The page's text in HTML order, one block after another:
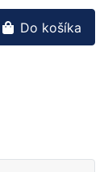
Do košíka